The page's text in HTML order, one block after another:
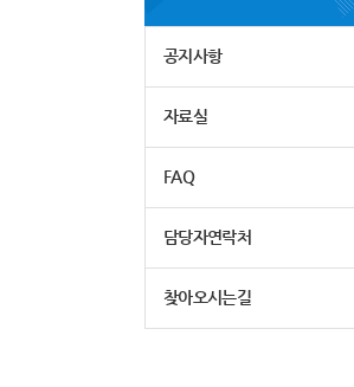
공지사항
자료실
FAQ
담당자연락처
찾아오시는길